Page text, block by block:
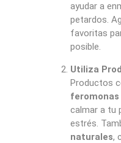
ayudar a
petardos.
favoritas
posible.
Utiliza
Productos
feromonas
calmar a tu
estrés.
naturales,